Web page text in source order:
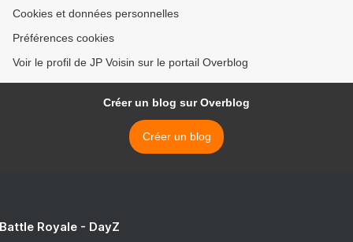
Cookies et données personnelles
Préférences cookies
Voir le profil de JP Voisin sur le portail Overblog
Créer un blog sur Overblog
Créer un blog
Royale - DayZ